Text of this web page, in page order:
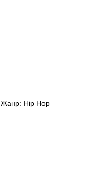
Жанр: Hip Hop